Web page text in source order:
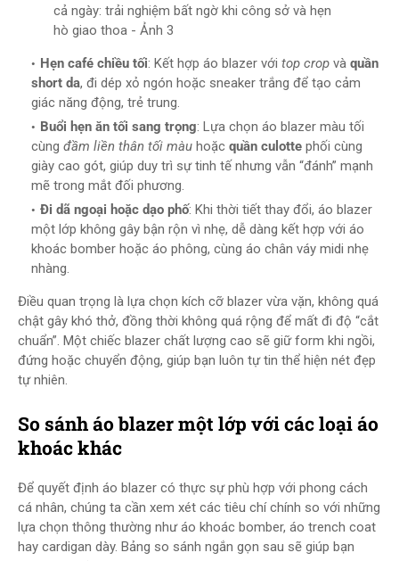
cả ngày: trải nghiệm bất ngờ khi công sở và hẹn
hò giao thoa - Ảnh 3
Hẹn café chiều tối: Kết hợp áo blazer với top crop và quần
short da, đi dép xỏ ngón hoặc sneaker trắng để tạo cảm
giác năng động, trẻ trung.
Buổi hẹn ăn tối sang trọng: Lựa chọn áo blazer màu tối
cùng đầm liền thân tối màu hoặc quần culotte phối cùng
giày cao gót, giúp duy trì sự tinh tế nhưng vẫn “đánh” mạnh
mẽ trong mắt đối phương.
Đi dã ngoại hoặc dạo phố: Khi thời tiết thay đổi, áo blazer
một lớp không gây bận rộn vì nhẹ, dễ dàng kết hợp với áo
khoác bomber hoặc áo phông, cùng áo chân váy midi nhẹ
nhàng.
Điều quan trọng là lựa chọn kích cỡ blazer vừa vặn, không quá
chật gây khó thở, đồng thời không quá rộng để mất đi độ “cắt
chuẩn”. Một chiếc blazer chất lượng cao sẽ giữ form khi ngồi,
đứng hoặc chuyển động, giúp bạn luôn tự tin thể hiện nét đẹp
tự nhiên.
So sánh áo blazer một lớp với các loại áo
khoác khác
Để quyết định áo blazer có thực sự phù hợp với phong cách
cá nhân, chúng ta cần xem xét các tiêu chí chính so với những
lựa chọn thông thường như áo khoác bomber, áo trench coat
hay cardigan dày. Bảng so sánh ngắn gọn sau sẽ giúp bạn